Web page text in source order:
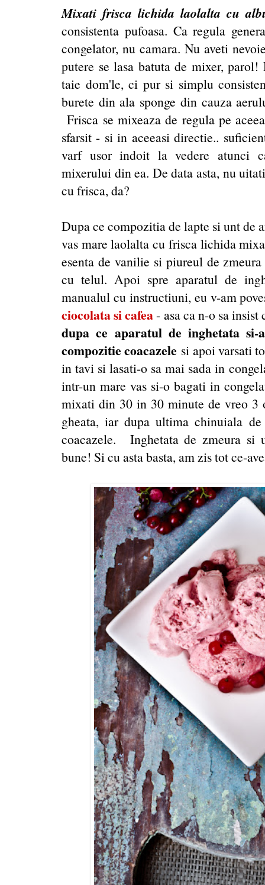
Mixati frisca lichida laolalta cu
consistenta pufoasa. Ca regula
congelator, nu camara. Nu aveti
putere se lasa batuta de mixer,
taie dom'le, ci pur si simplu
burete din ala sponge din cauza
Frisca se mixeaza de regula pe
sfarsit - si in aceeasi directie..
varf usor indoit la vedere atunci
mixerului din ea. De data asta, nu
cu frisca, da?
Dupa ce compozitia de lapte si unt de
vas mare laolalta cu frisca lichida
esenta de vanilie si piureul de
cu telul. Apoi spre aparatul de
manualul cu instructiuni, eu v-am
ciocolata si cafea- asa ca n-o sa insist
dupa ce aparatul de inghetata
compozitie coacazele si apoi varsati
in tavi si lasati-o sa mai sada in
intr-un mare vas si-o bagati in
mixati din 30 in 30 minute de vreo 3
gheata, iar dupa ultima chinuiala
coacazele. Inghetata de zmeura si
bune! Si cu asta basta, am zis tot ce-